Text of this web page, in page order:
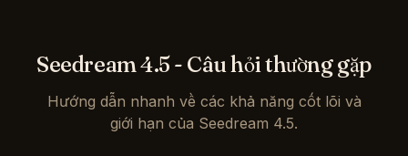
Seedream 4.5 - Câu hỏi thường gặp
Hướng dẫn nhanh về các khả năng cốt lõi và
giới hạn của Seedream 4.5.